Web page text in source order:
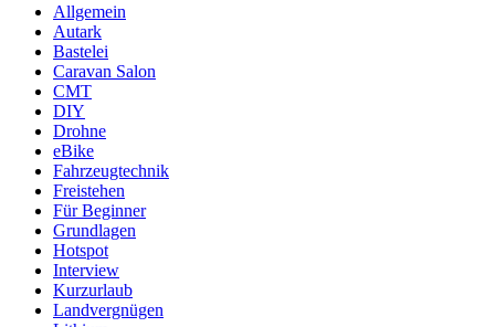
Allgemein
Autark
Bastelei
Caravan Salon
CMT
DIY
Drohne
eBike
Fahrzeugtechnik
Freistehen
Für Beginner
Grundlagen
Hotspot
Interview
Kurzurlaub
Landvergnügen